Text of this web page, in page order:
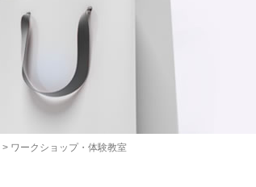
> ワークショップ・体験教室